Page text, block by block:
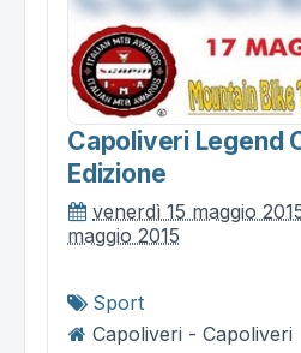
Capoliveri Legend
Edizione
venerdì 15 maggio
maggio 2015
Sport
Capoliveri - Capoliveri